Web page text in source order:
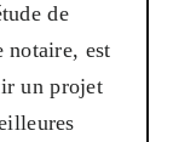
de
notaire, est
un projet